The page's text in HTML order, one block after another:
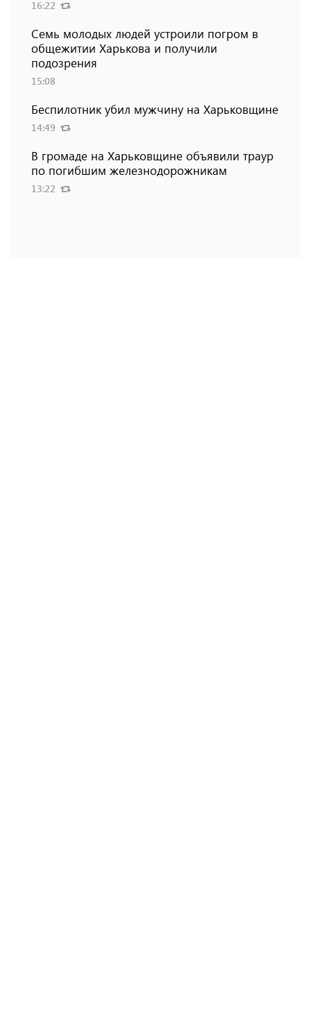
16:22
Семь молодых людей устроили погром в
общежитии Харькова и получили
подозрения
15:08
Беспилотник убил мужчину на Харьковщине
14:49
В громаде на Харьковщине объявили траур
по погибшим железнодорожникам
13:22